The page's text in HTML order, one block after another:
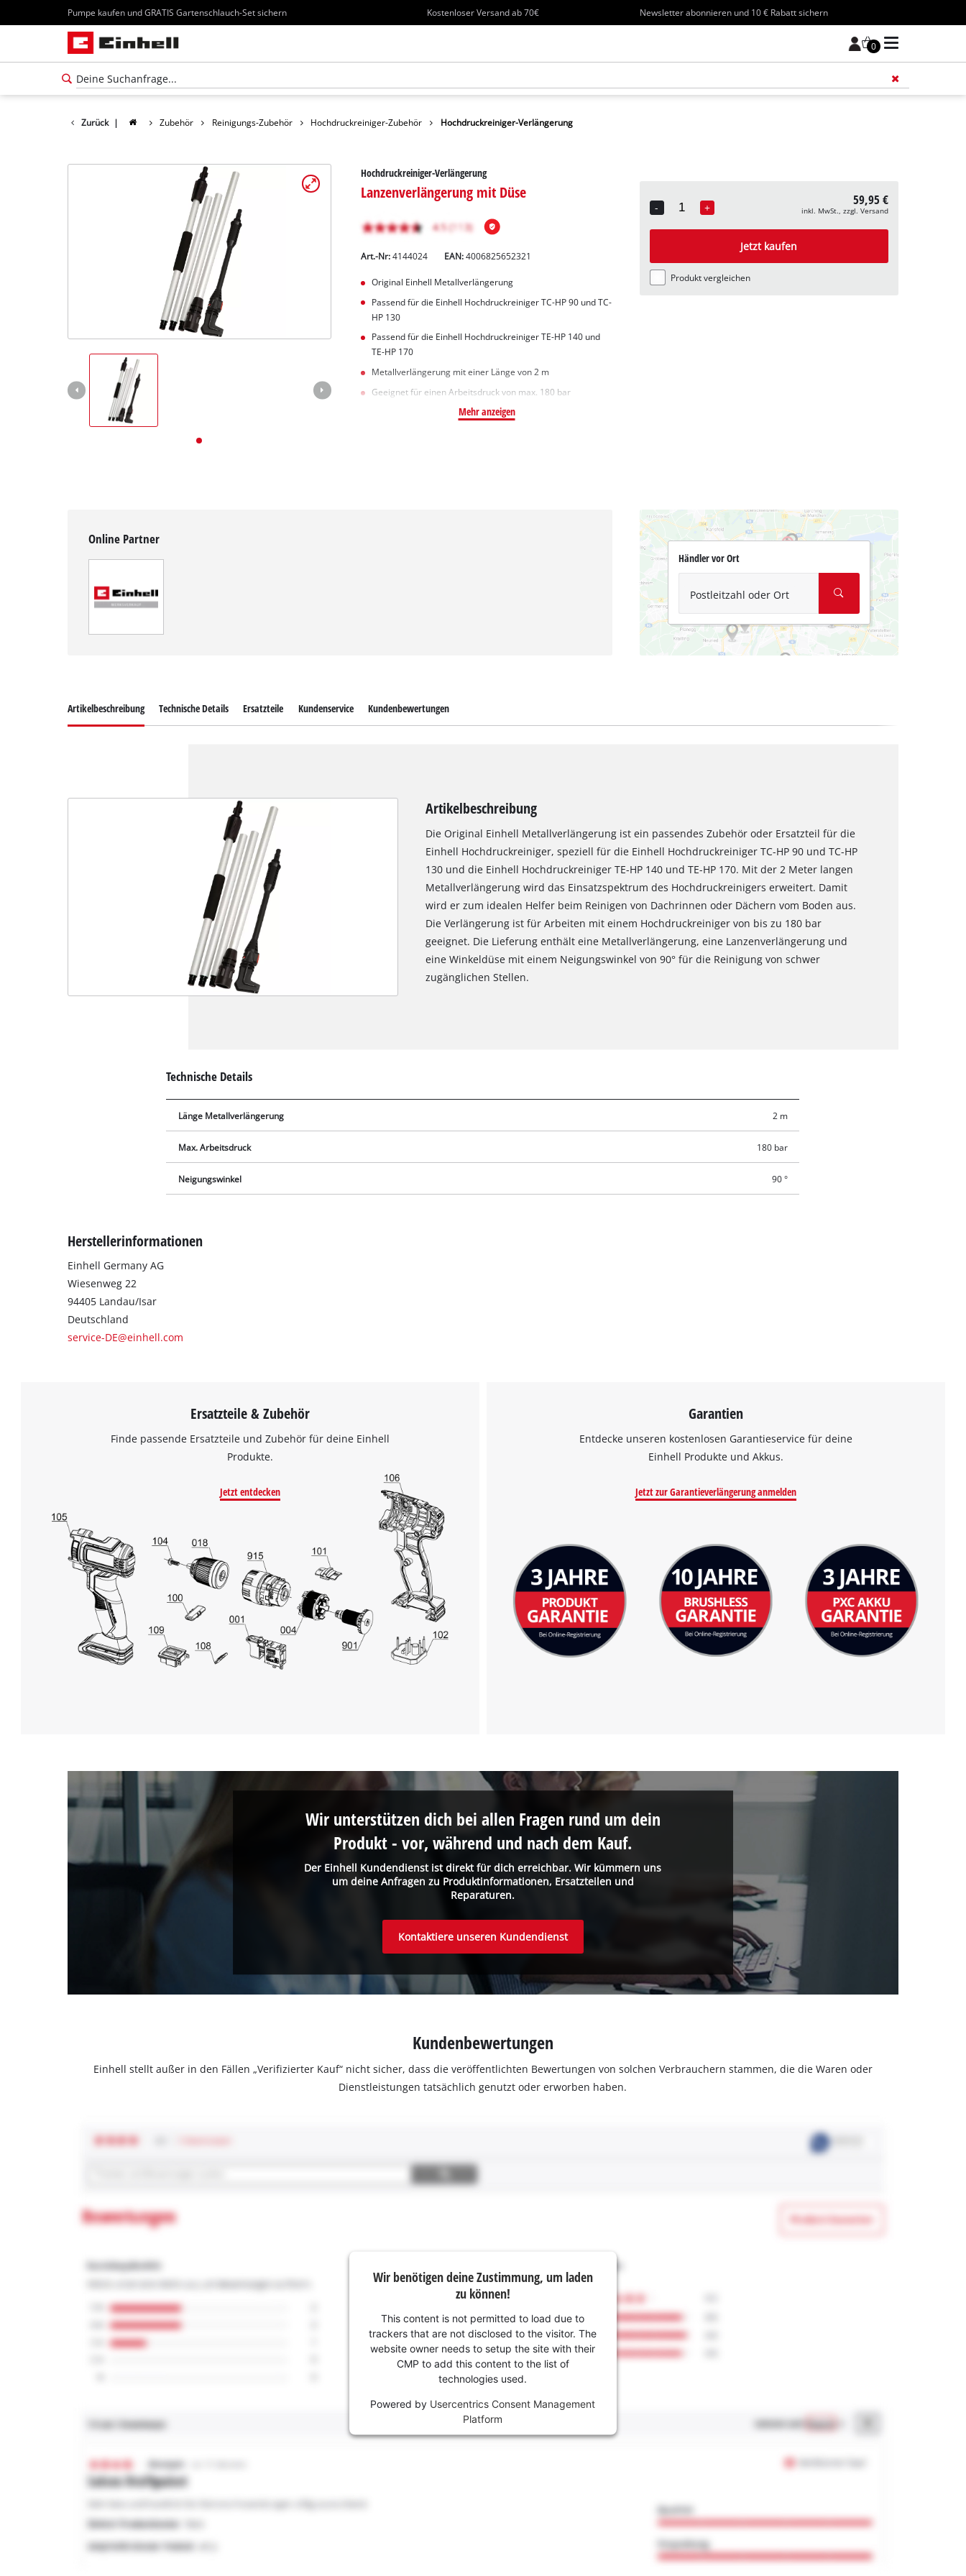
Pumpe kaufen und GRATIS Gartenschlauch-Set sichern Kostenloser Versand ab 70€ Newsletter abonnieren und 10 € Rabatt sichern
0
Zurück | Zubehör Reinigungs-Zubehör Hochdruckreiniger-Zubehör Hochdruckreiniger-Verlängerung
Hochdruckreiniger-Verlängerung
Lanzenverlängerung mit Düse
Art.-Nr:4144024 EAN:4006825652321
Original Einhell Metallverlängerung
Passend für die Einhell Hochdruckreiniger TC-HP 90 und TC-
HP 130
Passend für die Einhell Hochdruckreiniger TE-HP 140 und
TE-HP 170
Metallverlängerung mit einer Länge von 2 m
Geeignet für einen Arbeitsdruck von max. 180 bar
Mehr anzeigen
-
Quantity
+ 59,95 €
inkl. MwSt., zzgl. Versand
Jetzt kaufen
Produkt vergleichen
Online Partner
Händler vor Ort
Postleitzahl oder Ort
Wir benötigen deine Zustimmung, um
Google Maps laden zu können!
This content is not permitted to load due
to trackers that are not disclosed to the
visitor. The website owner needs to setup
the site with their CMP to add this content
to the list of technologies used.
Artikelbeschreibung Technische Details Ersatzteile Kundenservice Kundenbewertungen
Artikelbeschreibung
Die Original Einhell Metallverlängerung ist ein passendes Zubehör oder Ersatzteil für die
Einhell Hochdruckreiniger, speziell für die Einhell Hochdruckreiniger TC-HP 90 und TC-HP
130 und die Einhell Hochdruckreiniger TE-HP 140 und TE-HP 170. Mit der 2 Meter langen
Metallverlängerung wird das Einsatzspektrum des Hochdruckreinigers erweitert. Damit
wird er zum idealen Helfer beim Reinigen von Dachrinnen oder Dächern vom Boden aus.
Die Verlängerung ist für Arbeiten mit einem Hochdruckreiniger von bis zu 180 bar
geeignet. Die Lieferung enthält eine Metallverlängerung, eine Lanzenverlängerung und
eine Winkeldüse mit einem Neigungswinkel von 90° für die Reinigung von schwer
zugänglichen Stellen.
Technische Details
Länge Metallverlängerung 2 m
Max. Arbeitsdruck 180 bar
Neigungswinkel 90 °
Herstellerinformationen
Einhell Germany AG
Wiesenweg 22
94405 Landau/Isar
Deutschland
service-DE@einhell.com
Ersatzteile & Zubehör
Finde passende Ersatzteile und Zubehör für deine Einhell
Produkte.
Jetzt entdecken
Garantien
Entdecke unseren kostenlosen Garantieservice für deine
Einhell Produkte und Akkus.
Jetzt zur Garantieverlängerung anmelden
Der Einhell Kundendienst ist direkt für dich erreichbar. Wir kümmern uns
um deine Anfragen zu Produktinformationen, Ersatzteilen und
Reparaturen.
Wir unterstützen dich bei allen Fragen rund um dein
Produkt - vor, während und nach dem Kauf.
Kontaktiere unseren Kundendienst
Kundenbewertungen
Einhell stellt außer in den Fällen „Verifizierter Kauf“ nicht sicher, dass die veröffentlichten Bewertungen von solchen Verbrauchern stammen, die die Waren oder
Dienstleistungen tatsächlich genutzt oder erworben haben.
Wir benötigen deine Zustimmung, um laden
zu können!
This content is not permitted to load due to
trackers that are not disclosed to the visitor. The
website owner needs to setup the site with their
CMP to add this content to the list of
technologies used.
Powered by Usercentrics Consent Management
Platform